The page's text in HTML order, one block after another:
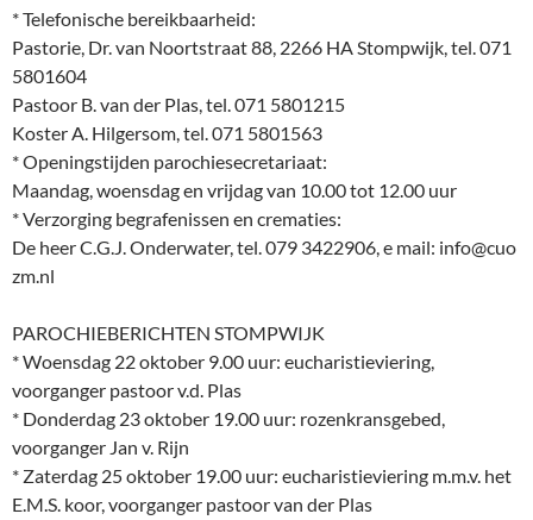
* Telefonische bereikbaarheid:
Pastorie, Dr. van Noortstraat 88, 2266 HA Stompwijk, tel. 071
5801604
Pastoor B. van der Plas, tel. 071 5801215
Koster A. Hilgersom, tel. 071 5801563
* Openingstijden parochiesecretariaat:
Maandag, woensdag en vrijdag van 10.00 tot 12.00 uur
* Verzorging begrafenissen en crematies:
De heer C.G.J. Onderwater, tel. 079 3422906, e mail: info@cuo
zm.nl
PAROCHIEBERICHTEN STOMPWIJK
* Woensdag 22 oktober 9.00 uur: eucharistieviering,
voorganger pastoor v.d. Plas
* Donderdag 23 oktober 19.00 uur: rozenkransgebed,
voorganger Jan v. Rijn
* Zaterdag 25 oktober 19.00 uur: eucharistieviering m.m.v. het
E.M.S. koor, voorganger pastoor van der Plas